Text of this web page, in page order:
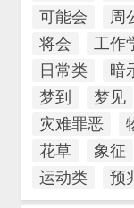
可能会
周
将会
工作
日常类
暗
梦到
梦见
灾难罪恶
花草
象征
运动类
预